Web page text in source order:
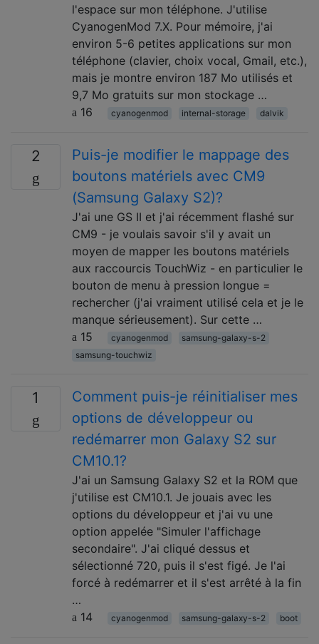
l'espace sur mon téléphone. J'utilise
CyanogenMod 7.X. Pour mémoire, j'ai
environ 5-6 petites applications sur mon
téléphone (clavier, choix vocal, Gmail, etc.),
mais je montre environ 187 Mo utilisés et
9,7 Mo gratuits sur mon stockage …
16
cyanogenmod internal-storage dalvik
2
Puis-je modifier le mappage des
boutons matériels avec CM9
(Samsung Galaxy S2)?
J'ai une GS II et j'ai récemment flashé sur
CM9 - je voulais savoir s'il y avait un
moyen de mapper les boutons matériels
aux raccourcis TouchWiz - en particulier le
bouton de menu à pression longue =
rechercher (j'ai vraiment utilisé cela et je le
manque sérieusement). Sur cette …
15
cyanogenmod
samsung-galaxy-s-2
samsung-touchwiz
1
Comment puis-je réinitialiser mes
options de développeur ou
redémarrer mon Galaxy S2 sur
CM10.1?
J'ai un Samsung Galaxy S2 et la ROM que
j'utilise est CM10.1. Je jouais avec les
options du développeur et j'ai vu une
option appelée "Simuler l'affichage
secondaire". J'ai cliqué dessus et
sélectionné 720, puis il s'est figé. Je l'ai
forcé à redémarrer et il s'est arrêté à la fin
…
14
cyanogenmod samsung-galaxy-s-2 boot